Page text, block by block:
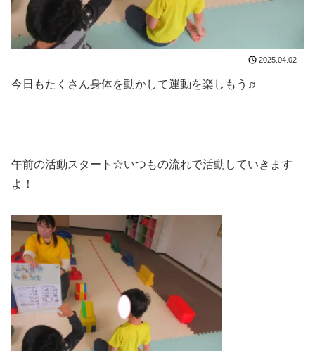
2025.04.02
今日もたくさん身体を動かして運動を楽しもう♬
午前の活動スタート☆いつもの流れで活動していきます
よ！